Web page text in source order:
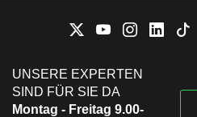
UNSERE EXPERTEN
SIND FÜR SIE DA
Montag - Freitag 9.00-